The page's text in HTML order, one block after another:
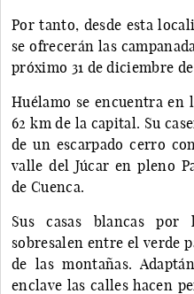
Por tanto, desde esta
se ofrecerán las
próximo 31 de diciembre de
Huélamo se encuentra en
62 km de la capital. Su
de un escarpado cerro
valle del Júcar en pleno
de Cuenca.
Sus casas blancas
sobresalen entre el verde
de las montañas.
enclave las calles hacen